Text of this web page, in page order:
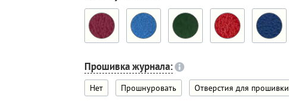
Прошивка журнала:
Нет Прошнуровать Отверстия для прошивки